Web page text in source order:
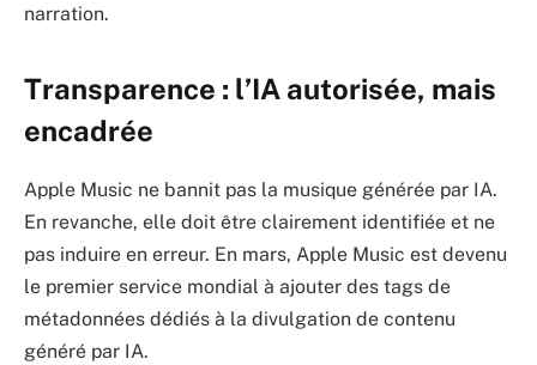
narration.
Transparence : l’IA autorisée, mais
encadrée
Apple Music ne bannit pas la musique générée par IA.
En revanche, elle doit être clairement identifiée et ne
pas induire en erreur. En mars, Apple Music est devenu
le premier service mondial à ajouter des tags de
métadonnées dédiés à la divulgation de contenu
généré par IA.